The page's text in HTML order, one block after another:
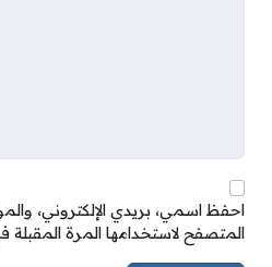
احفظ اسمي، بريدي الإلكتروني،
المتصفح لاستخدامها المرة المقبلة